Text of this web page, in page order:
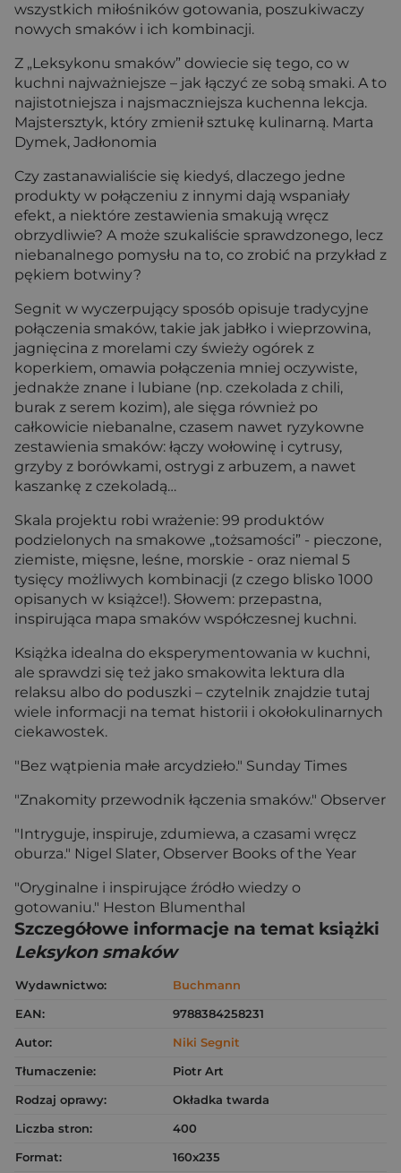
wszystkich miłośników gotowania, poszukiwaczy
nowych smaków i ich kombinacji.
Z „Leksykonu smaków” dowiecie się tego, co w
kuchni najważniejsze – jak łączyć ze sobą smaki. A to
najistotniejsza i najsmaczniejsza kuchenna lekcja.
Majstersztyk, który zmienił sztukę kulinarną. Marta
Dymek, Jadłonomia
Czy zastanawialiście się kiedyś, dlaczego jedne
produkty w połączeniu z innymi dają wspaniały
efekt, a niektóre zestawienia smakują wręcz
obrzydliwie? A może szukaliście sprawdzonego, lecz
niebanalnego pomysłu na to, co zrobić na przykład z
pękiem botwiny?
Segnit w wyczerpujący sposób opisuje tradycyjne
połączenia smaków, takie jak jabłko i wieprzowina,
jagnięcina z morelami czy świeży ogórek z
koperkiem, omawia połączenia mniej oczywiste,
jednakże znane i lubiane (np. czekolada z chili,
burak z serem kozim), ale sięga również po
całkowicie niebanalne, czasem nawet ryzykowne
zestawienia smaków: łączy wołowinę i cytrusy,
grzyby z borówkami, ostrygi z arbuzem, a nawet
kaszankę z czekoladą…
Skala projektu robi wrażenie: 99 produktów
podzielonych na smakowe „tożsamości” - pieczone,
ziemiste, mięsne, leśne, morskie - oraz niemal 5
tysięcy możliwych kombinacji (z czego blisko 1000
opisanych w książce!). Słowem: przepastna,
inspirująca mapa smaków współczesnej kuchni.
Książka idealna do eksperymentowania w kuchni,
ale sprawdzi się też jako smakowita lektura dla
relaksu albo do poduszki – czytelnik znajdzie tutaj
wiele informacji na temat historii i okołokulinarnych
ciekawostek.
"Bez wątpienia małe arcydzieło." Sunday Times
"Znakomity przewodnik łączenia smaków." Observer
"Intryguje, inspiruje, zdumiewa, a czasami wręcz
oburza." Nigel Slater, Observer Books of the Year
"Oryginalne i inspirujące źródło wiedzy o
gotowaniu." Heston Blumenthal
Szczegółowe informacje na temat książki
Leksykon smaków
Wydawnictwo:
Buchmann
EAN:
9788384258231
Autor:
Niki Segnit
Tłumaczenie:
Piotr Art
Rodzaj oprawy:
Okładka twarda
Liczba stron:
400
Format:
160x235